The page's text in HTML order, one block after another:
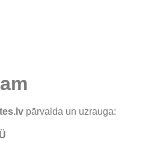
pārvalda un uzrauga: